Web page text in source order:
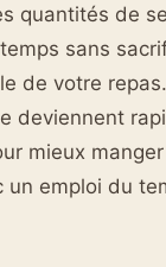
quantités de
sans
de votre
deviennent
mieux
un emploi du